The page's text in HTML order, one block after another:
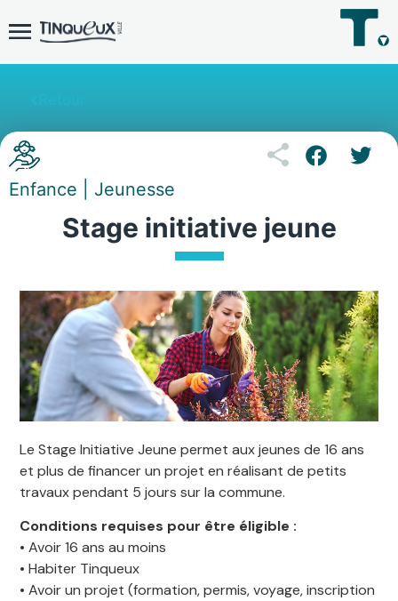
Enfance | Jeunesse
Stage initiative jeune
Le Stage Initiative Jeune permet aux jeunes de 16 ans
et plus de financer un projet en réalisant de petits
travaux pendant 5 jours sur la commune.
Conditions requises pour être éligible :
• Avoir 16 ans au moins
• Habiter Tinqueux
• Avoir un projet (formation, permis, voyage, inscription